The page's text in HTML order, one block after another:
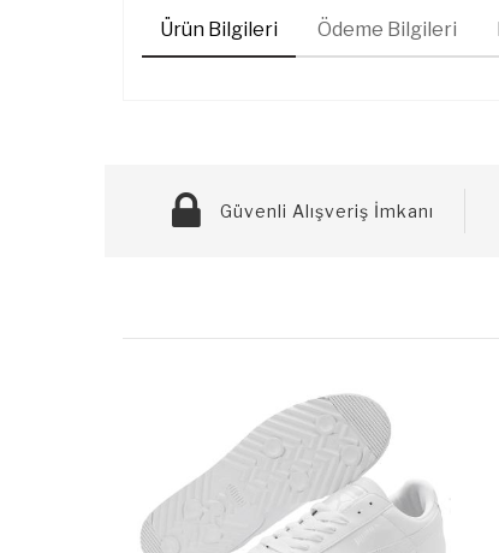
Ürün Bilgileri Ödeme Bilgileri
Güvenli Alışveriş İmkanı